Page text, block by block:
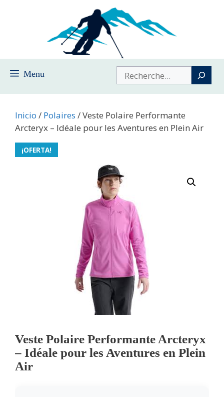
Menu Buscar
Inicio / Polaires / Veste Polaire Performante
Arcteryx – Idéale pour les Aventures en Plein Air
¡OFERTA!
Veste Polaire Performante Arcteryx
– Idéale pour les Aventures en Plein
Air